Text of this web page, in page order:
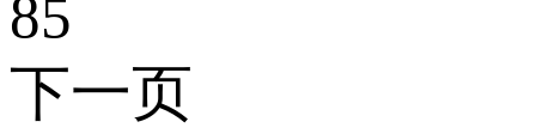
85
下一页